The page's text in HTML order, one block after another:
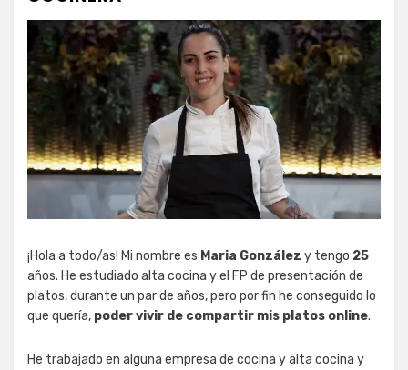
¡Hola a todo/as! Mi nombre es Maria González y tengo 25
años. He estudiado alta cocina y el FP de presentación de
platos, durante un par de años, pero por fin he conseguido lo
que quería, poder vivir de compartir mis platos online.
He trabajado en alguna empresa de cocina y alta cocina y